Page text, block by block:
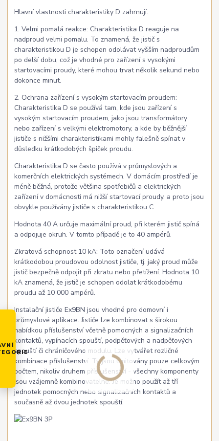
Hlavní vlastnosti charakteristiky D zahrnují:
1. Velmi pomalá reakce: Charakteristika D reaguje na
nadproud velmi pomalu. To znamená, že jistič s
charakteristikou D je schopen odolávat vyšším nadproudům
po delší dobu, což je vhodné pro zařízení s vysokými
startovacími proudy, které mohou trvat několik sekund nebo
dokonce minut.
2. Ochrana zařízení s vysokým startovacím proudem:
Charakteristika D se používá tam, kde jsou zařízení s
vysokým startovacím proudem, jako jsou transformátory
nebo zařízení s velkými elektromotory, a kde by běžnější
jističe s nižšími charakteristikami mohly falešně spínat v
důsledku krátkodobých špiček proudu.
Charakteristika D se často používá v průmyslových a
komerčních elektrických systémech. V domácím prostředí je
méně běžná, protože většina spotřebičů a elektrických
zařízení v domácnosti má nižší startovací proudy, a proto jsou
obvykle používány jističe s charakteristikou C.
Hodnota 40 A určuje maximální proud, při kterém jistič spíná
a odpojuje okruh. V tomto případě je to 40 ampérů.
Zkratová schopnost 10 kA: Toto označení udává
krátkodobou proudovou odolnost jističe, tj. jaký proud může
jistič bezpečně odpojit při zkratu nebo přetížení. Hodnota 10
kA znamená, že jistič je schopen odolat krátkodobému
proudu až 10 000 ampérů.
Instalační jističe Ex9BN jsou vhodné pro domovní i
průmyslové aplikace. Jističe lze kombinovat s širokou
nabídkou příslušenství včetně pomocných a signalizačních
kontaktů, vypínacích spouští, podpěťových a nadpěťových
spouští či chráničového modulu. Lze vytvářet rozličné
kombinace příslušenství. Ty jsou limitovány pouze celkovým
počtem, nikoliv druhem příslušenství - všechny komponenty
jsou vzájemně kombinovatelné. Je možno použít až tří
jednotek pomocných nebo signalizačních kontaktů a
současně až dvou jednotek spouští.